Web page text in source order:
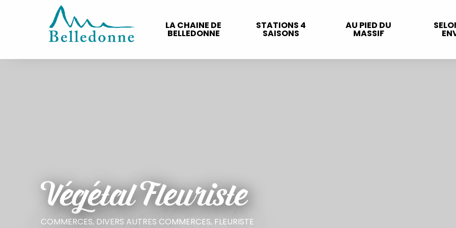
LA CHAINE DE
BELLEDONNE
STATIONS 4
SAISONS
AU PIED DU
MASSIF
Végétal Fleuriste
COMMERCES, DIVERS AUTRES COMMERCES, FLEURISTE